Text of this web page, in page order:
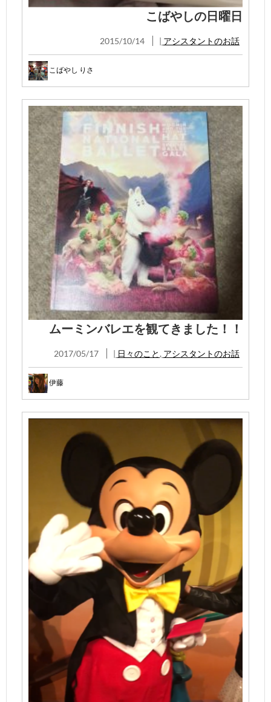
こばやしの日曜日
2015/10/14 | アシスタントのお話
こばやし りさ
ムーミンバレエを観てきました！！
2017/05/17 | 日々のこと , アシスタントのお話
伊藤